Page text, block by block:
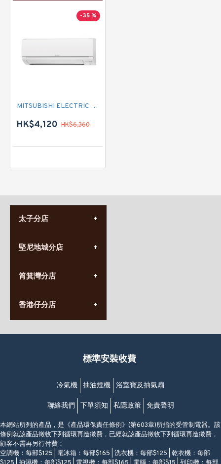
-35 %
MITSUBISHI ELECTRIC 三菱電機 MSY-GS07VF 3/4匹淨冷型 掛牆分體式
HK$4,120 HK$6,360
太子分店
營業時間:
九龍太子太子道西141號
堅尼地城分店
營業時間:
香港堅尼地城卑路乍街
(堅尼地城地鐵站B出口)
筲箕灣分店
營業時間:
(10:00am-20:30pm)
香港仔分店
營業時間:
香港香港仔成都道20-28號
(黃竹坑地鐵站轉4M專線小巴)
標準安裝收費
冷氣機 抽油煙機 浴室寶及抽氣扇
聯絡我們 下單須知 私隱政策 免責聲明
本網站所列的產品，是《產品環保責任條例》(第603章)所指的受管制電器。該
條例就該產品徵收下列循環再造徵費，已經就該產品徵收下列循環再造徵費，
顧客不需再另行付費：
空調機：每部$125 | 電冰箱：每部$165 | 洗衣機：每部$125 | 乾衣機：每部